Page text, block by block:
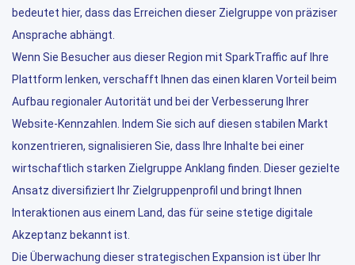
bedeutet hier, dass das Erreichen dieser Zielgruppe von präziser
Ansprache abhängt.
Wenn Sie Besucher aus dieser Region mit SparkTraffic auf Ihre
Plattform lenken, verschafft Ihnen das einen klaren Vorteil beim
Aufbau regionaler Autorität und bei der Verbesserung Ihrer
Website-Kennzahlen. Indem Sie sich auf diesen stabilen Markt
konzentrieren, signalisieren Sie, dass Ihre Inhalte bei einer
wirtschaftlich starken Zielgruppe Anklang finden. Dieser gezielte
Ansatz diversifiziert Ihr Zielgruppenprofil und bringt Ihnen
Interaktionen aus einem Land, das für seine stetige digitale
Akzeptanz bekannt ist.
Die Überwachung dieser strategischen Expansion ist über Ihr